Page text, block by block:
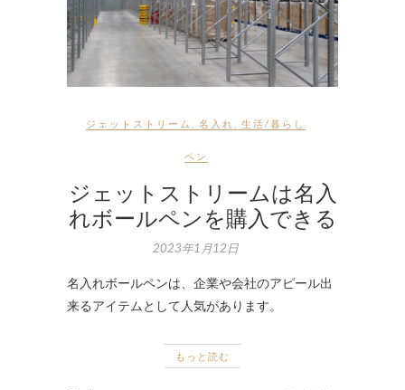
ジェットストリーム 名入れ 生活/暮らし
ペン
ジェットストリームは名入
れボールペンを購入できる
2023年1月12日
名入れボールペンは、企業や会社のアピール出
来るアイテムとして人気があります。
もっと読む